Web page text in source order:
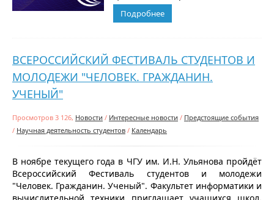
Подробнее
ВСЕРОССИЙСКИЙ ФЕСТИВАЛЬ СТУДЕНТОВ И
МОЛОДЕЖИ "ЧЕЛОВЕК. ГРАЖДАНИН.
УЧЕНЫЙ"
Просмотров 3 126, Новости / Интересные новости / Предстоящие события
/ Научная деятельность студентов / Календарь
В ноябре текущего года в ЧГУ им. И.Н. Ульянова пройдёт
Всероссийский Фестиваль студентов и молодежи
"Человек. Гражданин. Ученый". Факультет информатики и